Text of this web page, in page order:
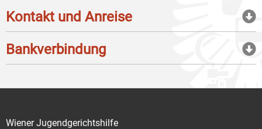
Kontakt und Anreise
Bankverbindung
Wiener Jugendgerichtshilfe